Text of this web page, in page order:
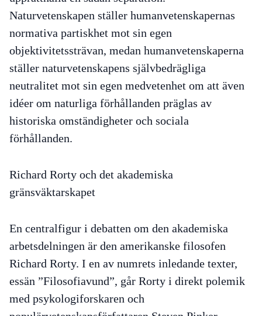
Naturvetenskapen ställer humanvetenskapernas
normativa partiskhet mot sin egen
objektivitetssträvan, medan humanvetenskaperna
ställer naturvetenskapens självbedrägliga
neutralitet mot sin egen medvetenhet om att även
idéer om naturliga förhållanden präglas av
historiska omständigheter och sociala
förhållanden.
Richard Rorty och det akademiska
gränsväktarskapet
En centralfigur i debatten om den akademiska
arbetsdelningen är den amerikanske filosofen
Richard Rorty. I en av numrets inledande texter,
essän ”Filosofiavund”, går Rorty i direkt polemik
med psykologiforskaren och